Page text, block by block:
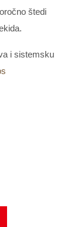
štedi
i sistemsku